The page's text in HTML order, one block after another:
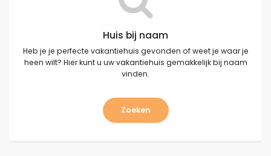
Huis bij naam
Heb je je perfecte vakantiehuis gevonden of weet je waar je
heen wilt? Hier kunt u uw vakantiehuis gemakkelijk bij naam
vinden.
Zoeken